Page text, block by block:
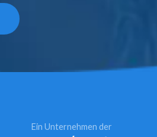
Ein Unternehmen der